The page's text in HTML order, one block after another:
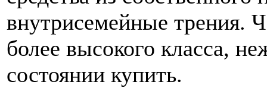
внутрисемейные трения.
более высокого класса,
состоянии купить.